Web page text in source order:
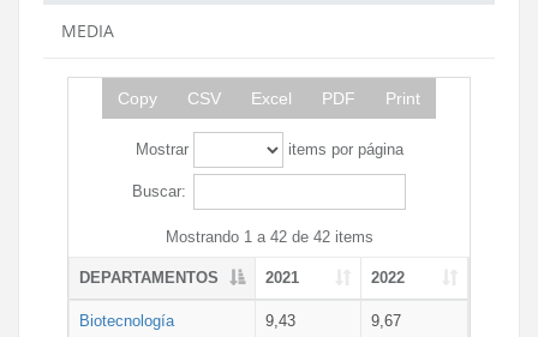
MEDIA
Copy CSV Excel PDF Print
Mostrar items por página
Buscar:
Mostrando 1 a 42 de 42 items
DEPARTAMENTOS 2021 2022
Biotecnología 9,43 9,67